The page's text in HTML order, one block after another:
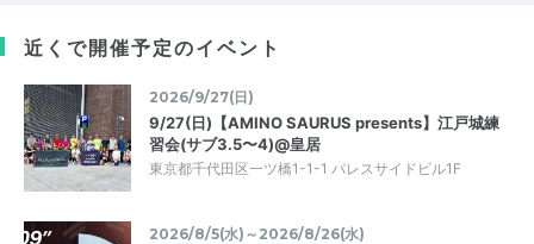
近くで開催予定のイベント
2026/9/27(日)
9/27(日)【AMINO SAURUS presents】江戸城練
習会(サブ3.5〜4)@皇居
東京都千代田区一ツ橋1-1-1 パレスサイドビル1F
2026/8/5(水)～2026/8/26(水)